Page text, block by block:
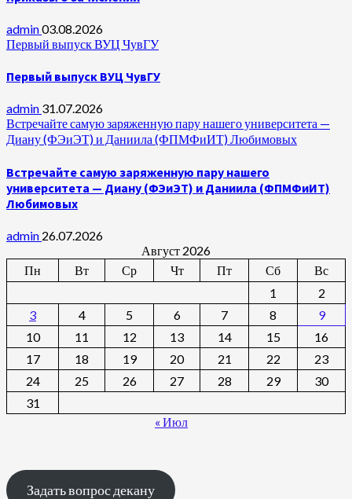
admin03.08.2026
Первый выпуск ВУЦ ЧувГУ
Первый выпуск ВУЦ ЧувГУ
admin 31.07.2026
Встречайте самую заряженную пару нашего университета —
Диану (ФЭиЭТ) и Даниила (ФПМФиИТ) Любимовых
Встречайте самую заряженную пару нашего
университета — Диану (ФЭиЭТ) и Даниила (ФПМФиИТ)
Любимовых
admin 26.07.2026
Август 2026
Пн
Вт Ср Чт Пт Сб
Вс
1
2
3
4 5 6 7 8
9
10
11 12 13 14 15
16
17
18 19 20 21 22
23
24
25 26 27 28 29
30
31
« Июл
Задать вопрос декану